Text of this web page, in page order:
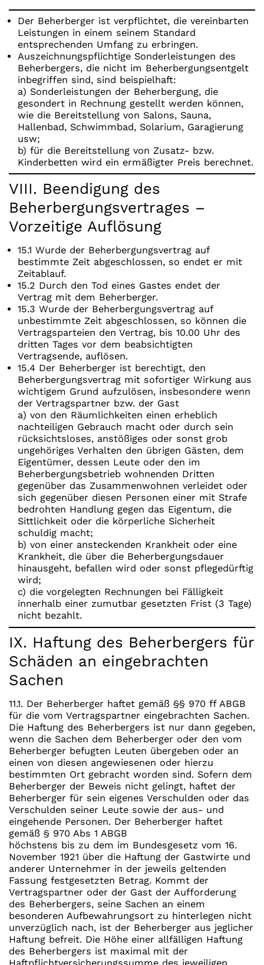
Der Beherberger ist verpflichtet, die vereinbarten
Leistungen in einem seinem Standard
entsprechenden Umfang zu erbringen.
Auszeichnungspflichtige Sonderleistungen des
Beherbergers, die nicht im Beherbergungsentgelt
inbegriffen sind, sind beispielhaft:
a) Sonderleistungen der Beherbergung, die
gesondert in Rechnung gestellt werden können,
wie die Bereitstellung von Salons, Sauna,
Hallenbad, Schwimmbad, Solarium, Garagierung
usw;
b) für die Bereitstellung von Zusatz- bzw.
Kinderbetten wird ein ermäßigter Preis berechnet.
VIII. Beendigung des
Beherbergungsvertrages –
Vorzeitige Auflösung
15.1 Wurde der Beherbergungsvertrag auf
bestimmte Zeit abgeschlossen, so endet er mit
Zeitablauf.
15.2 Durch den Tod eines Gastes endet der
Vertrag mit dem Beherberger.
15.3 Wurde der Beherbergungsvertrag auf
unbestimmte Zeit abgeschlossen, so können die
Vertragsparteien den Vertrag, bis 10.00 Uhr des
dritten Tages vor dem beabsichtigten
Vertragsende, auflösen.
15.4 Der Beherberger ist berechtigt, den
Beherbergungsvertrag mit sofortiger Wirkung aus
wichtigem Grund aufzulösen, insbesondere wenn
der Vertragspartner bzw. der Gast
a) von den Räumlichkeiten einen erheblich
nachteiligen Gebrauch macht oder durch sein
rücksichtsloses, anstößiges oder sonst grob
ungehöriges Verhalten den übrigen Gästen, dem
Eigentümer, dessen Leute oder den im
Beherbergungsbetrieb wohnenden Dritten
gegenüber das Zusammenwohnen verleidet oder
sich gegenüber diesen Personen einer mit Strafe
bedrohten Handlung gegen das Eigentum, die
Sittlichkeit oder die körperliche Sicherheit
schuldig macht;
b) von einer ansteckenden Krankheit oder eine
Krankheit, die über die Beherbergungsdauer
hinausgeht, befallen wird oder sonst pflegedürftig
wird;
c) die vorgelegten Rechnungen bei Fälligkeit
innerhalb einer zumutbar gesetzten Frist (3 Tage)
nicht bezahlt.
IX. Haftung des Beherbergers für
Schäden an eingebrachten
Sachen
11.1. Der Beherberger haftet gemäß §§ 970 ff ABGB
für die vom Vertragspartner eingebrachten Sachen.
Die Haftung des Beherbergers ist nur dann gegeben,
wenn die Sachen dem Beherberger oder den vom
Beherberger befugten Leuten übergeben oder an
einen von diesen angewiesenen oder hierzu
bestimmten Ort gebracht worden sind. Sofern dem
Beherberger der Beweis nicht gelingt, haftet der
Beherberger für sein eigenes Verschulden oder das
Verschulden seiner Leute sowie der aus- und
eingehende Personen. Der Beherberger haftet
gemäß § 970 Abs 1 ABGB
höchstens bis zu dem im Bundesgesetz vom 16.
November 1921 über die Haftung der Gastwirte und
anderer Unternehmer in der jeweils geltenden
Fassung festgesetzten Betrag. Kommt der
Vertragspartner oder der Gast der Aufforderung
des Beherbergers, seine Sachen an einem
besonderen Aufbewahrungsort zu hinterlegen nicht
unverzüglich nach, ist der Beherberger aus jeglicher
Haftung befreit. Die Höhe einer allfälligen Haftung
des Beherbergers ist maximal mit der